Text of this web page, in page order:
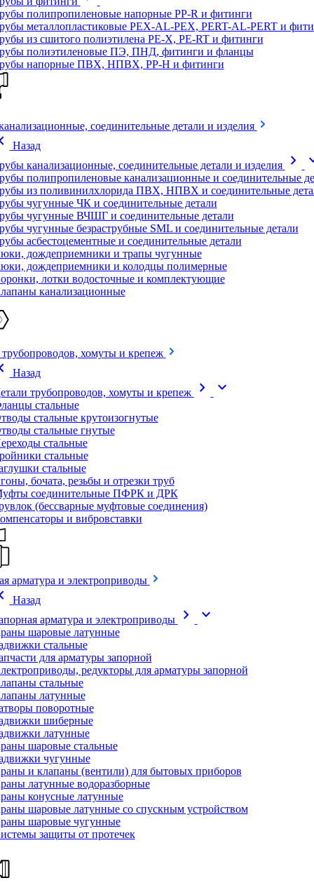
полипропиленовые напорные PP-R и фитинги
металлопластиковые PEX-AL-PEX, PERT-AL-PERT и
из сшитого полиэтилена PE-X, PE-RT и фитинги
полиэтиленовые ПЭ, ПНД, фитинги и фланцы
напорные ПВХ, НПВХ, PP-H и фитинги
соединительные детали и изделия
Назад
канализационные, соединительные детали и изделия
chevron_right
полипропиленовые канализационные и соединительные
из поливинилхлорида ПВХ, НПВХ и соединительные
чугунные ЧК и соединительные детали
чугунные ВЧШГ и соединительные детали
чугунные безраструбные SML и соединительные детали
асбестоцементные и соединительные детали
дождеприемники и трапы чугунные
дождеприемники и колодцы полимерные
лотки водосточные и комплектующие
канализационные
трубопроводов, хомуты и крепеж
Назад
трубопроводов, хомуты и крепеж
chevron_right expand_more
стальные
стальные крутоизогнутые
стальные гнутые
стальные
стальные
стальные
бочата, резьбы и отрезки труб
соединительные ПФРК и ДРК
(бессварные муфтовые соединения)
и вибровставки
арматура и электроприводы
Назад
арматура и электроприводы
chevron_right expand_more
шаровые латунные
стальные
для арматуры запорной
редукторы для арматуры запорной
стальные
латунные
поворотные
шиберные
латунные
шаровые стальные
чугунные
и клапаны (вентили) для бытовых приборов
латунные водоразборные
конусные латунные
шаровые латунные со спускным устройством
шаровые чугунные
защиты от протечек